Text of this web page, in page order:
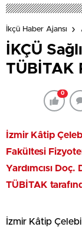
İkçü Haber Ajansı
İKÇÜ
TÜBİTAK
0
İzmir Kâtip
Fakültesi
Yardımcısı
TÜBİTAK
İzmir Kâtip